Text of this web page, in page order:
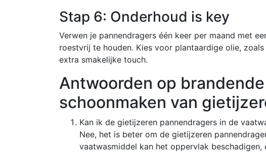
Stap 6: Onderhoud is key
Verwen je pannendragers één keer per maand met
roestvrij te houden. Kies voor plantaardige olie,
extra smakelijke touch.
Antwoorden op
schoonmaken van
Kan ik de gietijzeren pannendragers in de
Nee, het is beter om de gietijzeren
vaatwasmiddel kan het oppervlak